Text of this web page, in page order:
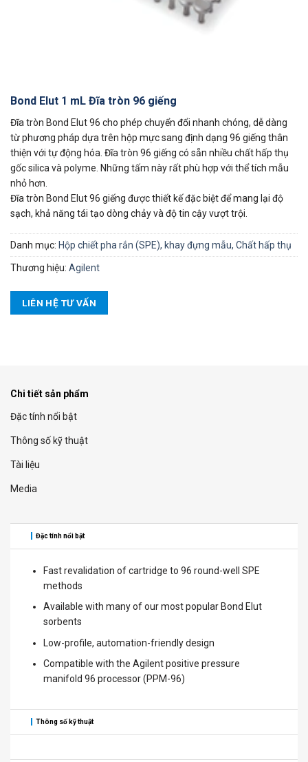
Bond Elut 1 mL Đĩa tròn 96 giếng
Đĩa tròn Bond Elut 96 cho phép chuyển đổi nhanh chóng, dễ dàng
từ phương pháp dựa trên hộp mực sang định dạng 96 giếng thân
thiện với tự động hóa. Đĩa tròn 96 giếng có sẵn nhiều chất hấp thụ
gốc silica và polyme. Những tấm này rất phù hợp với thể tích mẫu
nhỏ hơn.
Đĩa tròn Bond Elut 96 giếng được thiết kế đặc biệt để mang lại độ
sạch, khả năng tái tạo dòng chảy và độ tin cậy vượt trội.
Danh mục: Hộp chiết pha rắn (SPE), khay đựng mẫu, Chất hấp thụ
Thương hiệu: Agilent
LIÊN HỆ TƯ VẤN
Chi tiết sản phẩm
Đặc tính nổi bật
Thông số kỹ thuật
Tài liệu
Media
Đặc tính nổi bật
Fast revalidation of cartridge to 96 round-well SPE
methods
Available with many of our most popular Bond Elut
sorbents
Low-profile, automation-friendly design
Compatible with the Agilent positive pressure
manifold 96 processor (PPM-96)
Thông số kỹ thuật